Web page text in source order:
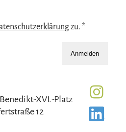
zu. *
Anmelden
XVI.-Platz
12